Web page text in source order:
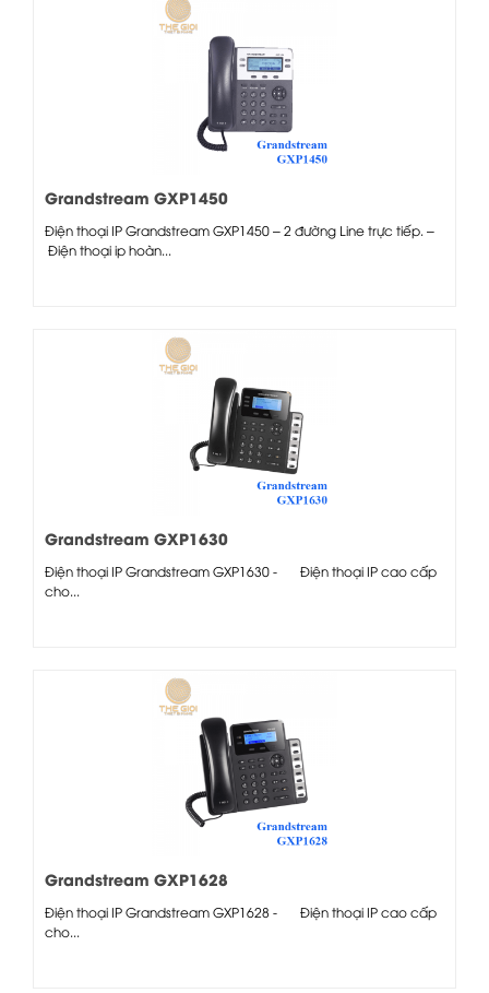
Grandstream GXP1450
Điện thoại IP Grandstream GXP1450 – 2 đường Line trực tiếp. –
Điện thoại ip hoàn...
Grandstream GXP1630
Điện thoại IP Grandstream GXP1630 - Điện thoại IP cao cấp
cho...
Grandstream GXP1628
Điện thoại IP Grandstream GXP1628 - Điện thoại IP cao cấp
cho...